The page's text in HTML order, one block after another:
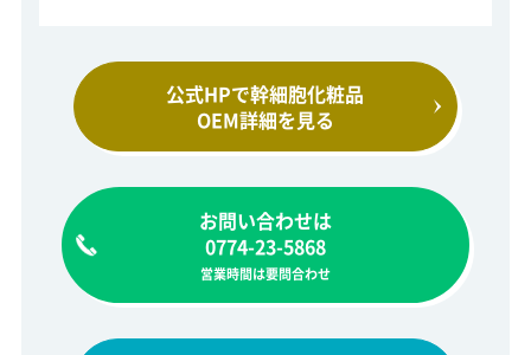
公式HPで幹細胞化粧品
OEM詳細を見る
お問い合わせは
0774-23-5868
営業時間は要問合わせ